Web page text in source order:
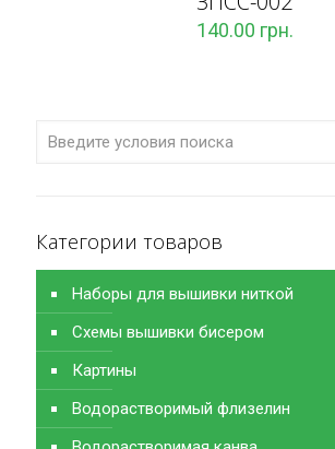
140.00 грн.
Категории товаров
Наборы для вышивки ниткой
Схемы вышивки бисером
Картины
Водорастворимый флизелин